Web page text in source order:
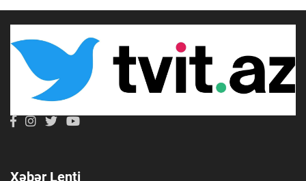
Xəbər Lenti